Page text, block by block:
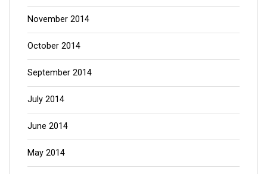
November 2014
October 2014
September 2014
July 2014
June 2014
May 2014